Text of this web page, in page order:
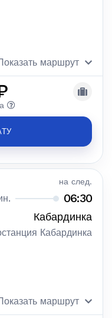
маршрут
на след.
06:30
Кабардинка
Кабардинка
маршрут